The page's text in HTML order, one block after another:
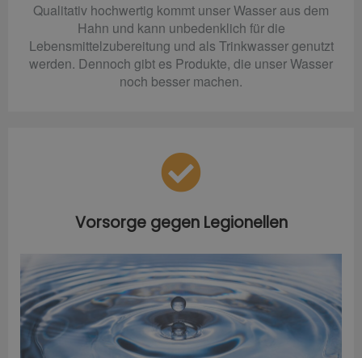
Qualitativ hochwertig kommt unser Wasser aus dem
Hahn und kann unbedenklich für die
Lebensmittelzubereitung und als Trinkwasser genutzt
werden. Dennoch gibt es Produkte, die unser Wasser
noch besser machen.
Vorsorge gegen Legionellen